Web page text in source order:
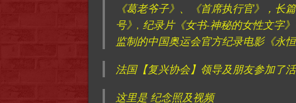
《葛老爷子》、《首席执行官》，长
号》, 纪录片《女书-神秘的女性文字
监制的中国奥运会官方纪录电影《永恒
法国【复兴协会】领导及朋友参加了
这里是 纪念照及视频